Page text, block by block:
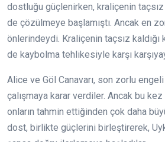
dostluğu güçlenirken, kraliçenin
de çözülmeye başlamıştı. Ancak en
önlerindeydi. Kraliçenin taçsız kaldığı
de kaybolma tehlikesiyle karşı
Alice ve Göl Canavarı, son zorlu
çalışmaya karar verdiler. Ancak bu kez
onların tahmin ettiğinden çok daha
dost, birlikte güçlerini birleştirerek,